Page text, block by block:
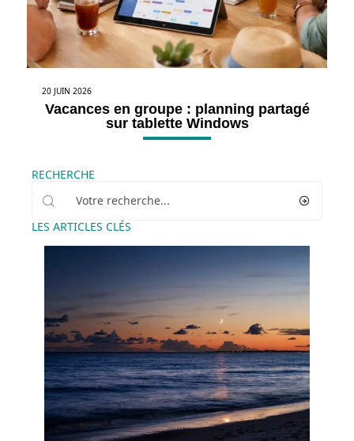
20 JUIN 2026
Vacances en groupe : planning partagé
sur tablette Windows
RECHERCHE
LES ARTICLES CLÉS